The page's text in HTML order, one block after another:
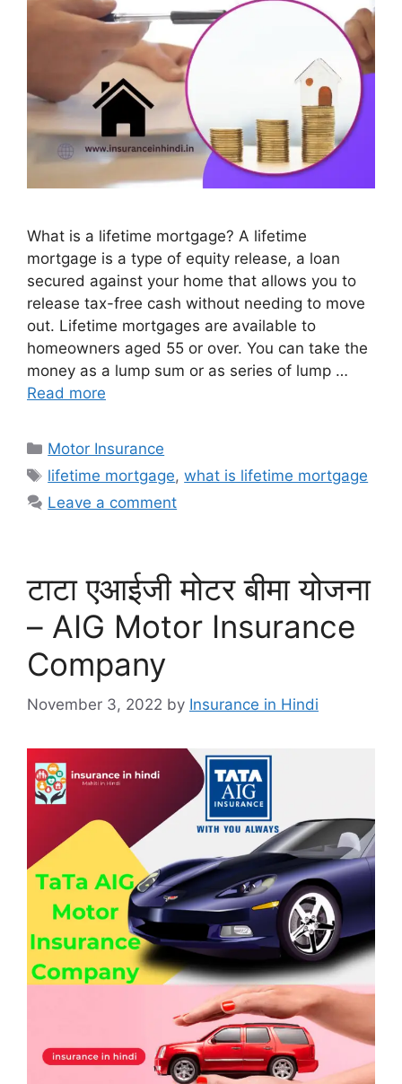
What is a lifetime mortgage? A lifetime
mortgage is a type of equity release, a loan
secured against your home that allows you to
release tax-free cash without needing to move
out. Lifetime mortgages are available to
homeowners aged 55 or over. You can take the
money as a lump sum or as series of lump …
Read more
Categories
Motor Insurance
Tags
lifetime mortgage,what is lifetime mortgage
Leave a comment
टाटा एआईजी मोटर बीमा योजना
– AIG Motor Insurance
Company
November 3, 2022 by Insurance in Hindi